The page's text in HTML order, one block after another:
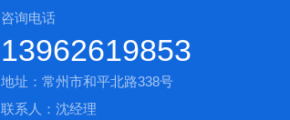
咨询电话
13962619853
地址：常州市和平北路338号
联系人：沈经理